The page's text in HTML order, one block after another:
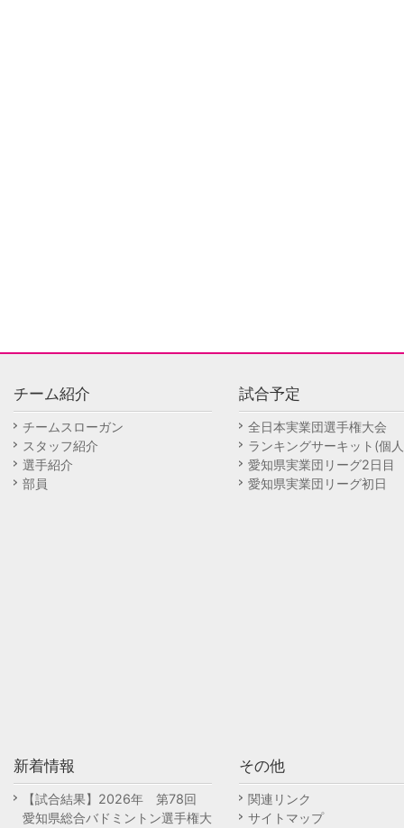
チーム紹介
チームスローガン
スタッフ紹介
選手紹介
部員
試合予定
全日本実業団選手権大会
ランキングサーキット(個
愛知県実業団リーグ2日目
愛知県実業団リーグ初日
新着情報
【試合結果】2026年 第78回
愛知県総合バドミントン選手権大
その他
関連リンク
サイトマップ